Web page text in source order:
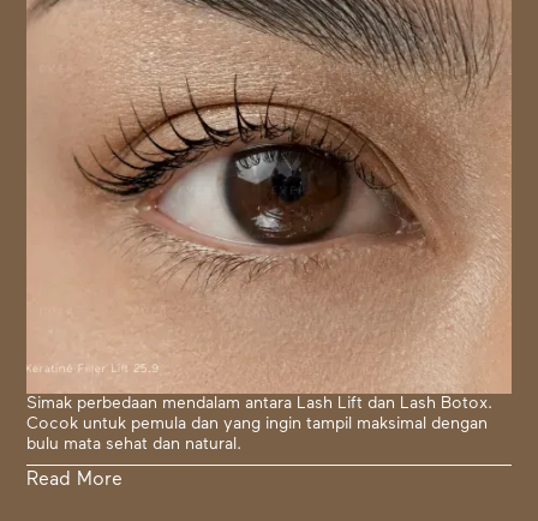
Simak perbedaan mendalam antara Lash Lift dan Lash Botox.
Cocok untuk pemula dan yang ingin tampil maksimal dengan
bulu mata sehat dan natural.
Read More